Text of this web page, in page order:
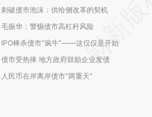
刺破债市泡沫：供给侧改革的契机
毛振华：警惕债市高杠杆风险
IPO棒杀债市“疯牛”——这仅仅是开始
债市受热捧 地方政府鼓励企业发债
人民币在岸离岸债市“两重天”